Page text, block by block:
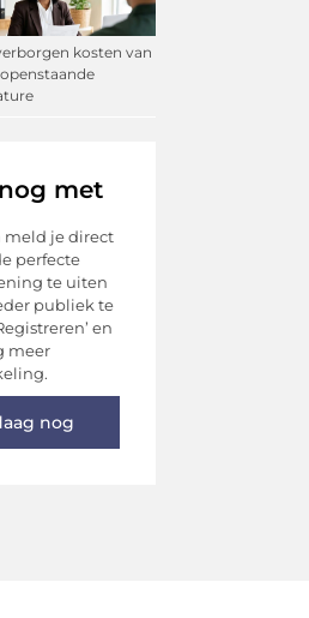
kosten van
met
meld je direct
perfecte
te uiten
publiek te
en
meer
nog